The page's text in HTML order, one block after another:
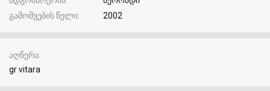
გამოშვების წელი
2002
აღწერა
gr vitara